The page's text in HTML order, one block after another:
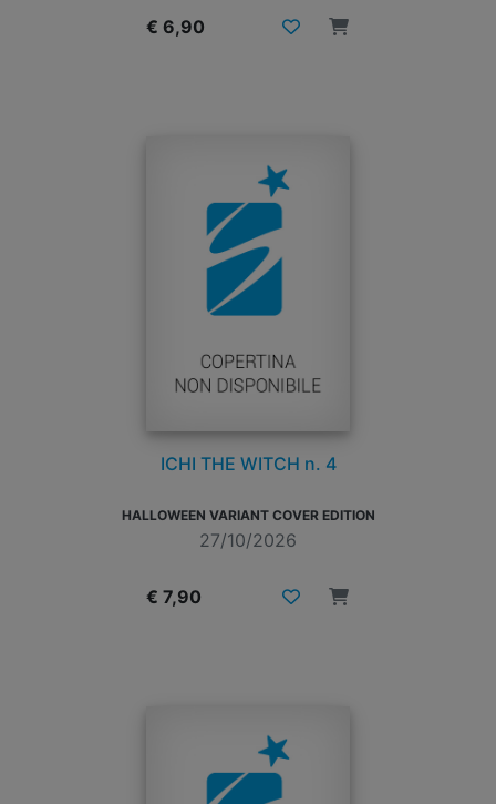
€ 6,90
ICHI THE WITCH n. 4
HALLOWEEN VARIANT COVER EDITION
27/10/2026
€ 7,90